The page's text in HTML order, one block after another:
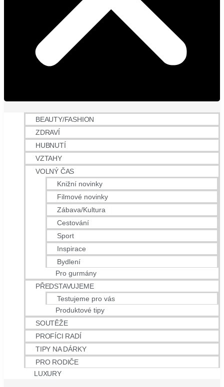
BEAUTY/FASHION
ZDRAVÍ
HUBNUTÍ
VZTAHY
VOLNÝ ČAS
Knižní novinky
Filmové novinky
Zábava/Kultura
Cestování
Sport
Inspirace
Bydlení
Pro gurmány
PŘEDSTAVUJEME
Testujeme pro vás
Produktové tipy
SOUTĚŽE
PROFÍCI RADÍ
TIPY NA DÁRKY
PRO RODIČE
LUXURY